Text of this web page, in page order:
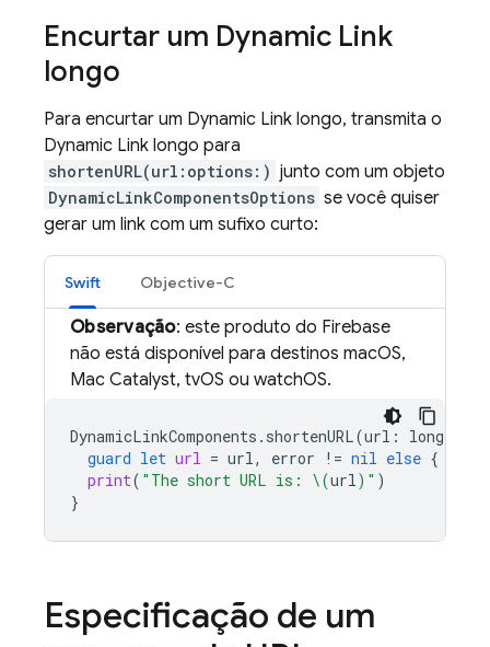
Encurtar um Dynamic Link
longo
Para encurtar um Dynamic Link longo, transmita o
Dynamic Link longo para
shortenURL(url:options:) junto com um objeto
DynamicLinkComponentsOptions se você quiser
gerar um link com um sufixo curto:
Swift Objective-C
Observação: este produto do Firebase
não está disponível para destinos macOS,
Mac Catalyst, tvOS ou watchOS.
DynamicLinkComponents . shortenURL(url :
guard let url = url, error != nil else {
print( "The short URL is: \(url) " )
}
Especificação de um